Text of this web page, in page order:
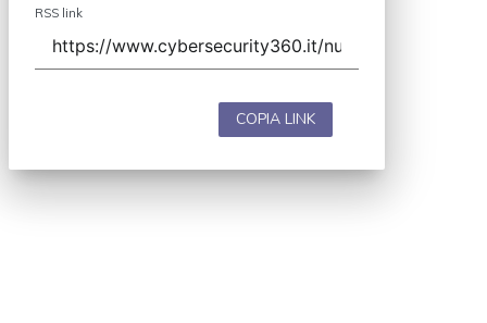
RSS link
COPIA LINK